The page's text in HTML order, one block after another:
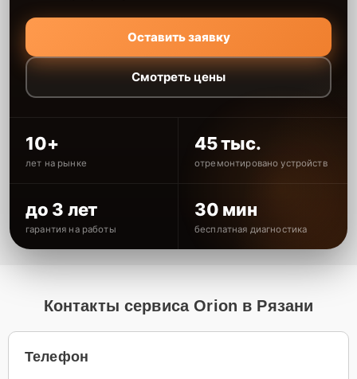
Оставить заявку
Смотреть цены
10+
лет на рынке
45 тыс.
отремонтировано устройств
до 3 лет
гарантия на работы
30 мин
бесплатная диагностика
Контакты сервиса Orion в Рязани
Телефон